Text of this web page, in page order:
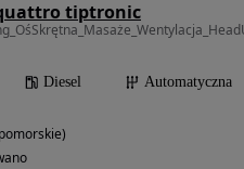
tiptronic
Diesel Automatyczna